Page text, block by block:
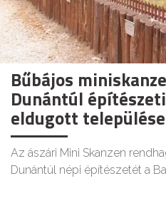
Bűbájos
Dunántúl
eldugott
Az ászári Mini Skanzen
Dunántúl népi építészetét a